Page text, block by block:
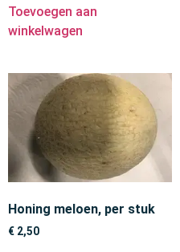
Toevoegen aan
winkelwagen
Honing meloen, per stuk
€ 2,50